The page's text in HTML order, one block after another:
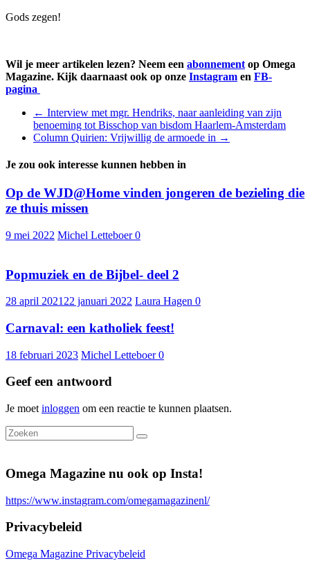
Gods zegen!
Wil je meer artikelen lezen? Neem een abonnement op Omega
Magazine. Kijk daarnaast ook op onze Instagram en FB-
pagina
← Interview met mgr. Hendriks, naar aanleiding van zijn
benoeming tot Bisschop van bisdom Haarlem-Amsterdam
Column Quirien: Vrijwillig de armoede in →
Je zou ook interesse kunnen hebben in
Op de WJD@Home vinden jongeren de bezieling die
ze thuis missen
9 mei 2022 Michel Letteboer0
Popmuziek en de Bijbel- deel 2
28 april 2021 22 januari 2022 Laura Hagen 0
Carnaval: een katholiek feest!
18 februari 2023 Michel Letteboer0
Geef een antwoord
Je moet inloggen om een reactie te kunnen plaatsen.
Omega Magazine nu ook op Insta!
https://www.instagram.com/omegamagazinenl/
Privacybeleid
Omega Magazine Privacybeleid